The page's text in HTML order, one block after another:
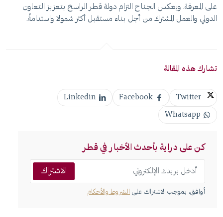
على المعرفة. ويعكس الجناح التزام دولة قطر الراسخ بتعزيز التعاون
الدولي والعمل المشترك من أجل بناء مستقبل أكثر شمولا واستدامةً.
تشارك هذه المقالة
Twitter
Facebook
Linkedin
Whatsapp
كن على دراية بأحدث الأخبار في قطر
الاشتراك
أوافق، بموجب الاشتراك، على الشروط والأحكام